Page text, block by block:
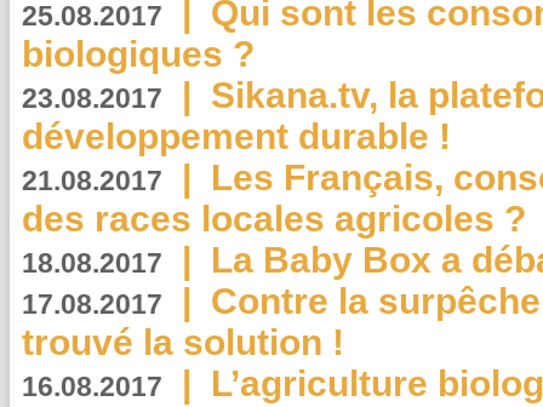
25.08.2017 | Qui sont les
biologiques ?
23.08.2017 | Sikana.tv, la
développement durable !
21.08.2017 | Les Français,
des races locales agricoles ?
18.08.2017 | La Baby Box a
17.08.2017 | Contre la
trouvé la solution !
16.08.2017 | L’agriculture